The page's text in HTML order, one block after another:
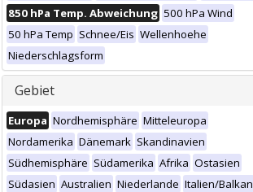
850 hPa Temp. Abweichung 500 hPa Wind
50 hPa Temp Schnee/Eis Wellenhoehe
Niederschlagsform
Gebiet
Europa Nordhemisphäre Mitteleuropa
Nordamerika Dänemark Skandinavien
Südhemisphäre Südamerika Afrika Ostasien
Südasien Australien Niederlande Italien/Balkan